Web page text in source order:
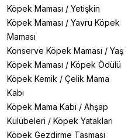
Köpek Maması / Yetişkin
Köpek Maması / Yavru Köpek
Maması
Konserve Köpek Maması / Yaş
Köpek Maması / Köpek Ödülü
Köpek Kemik / Çelik Mama
Kabı
Köpek Mama Kabı / Ahşap
Kulübeleri / Köpek Yatakları
Köpek Gezdirme Tasması